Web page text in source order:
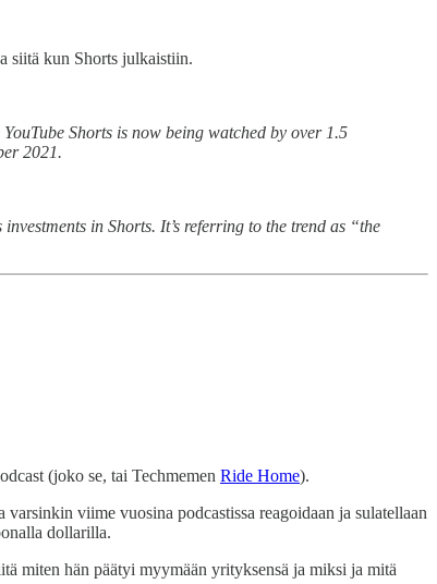
siitä kun Shorts julkaistiin.
Shorts is now being watched by over 1.5
2021.
in Shorts. It’s referring to the trend as “the
(joko se, tai Techmemen Ride Home).
viime vuosina podcastissa reagoidaan ja sulatellaan
dollarilla.
miten hän päätyi myymään yrityksensä ja miksi ja mitä